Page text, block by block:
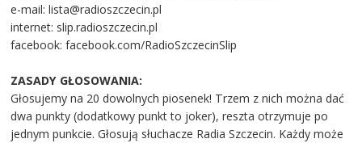
e-mail: lista@radioszczecin.pl
internet: slip.radioszczecin.pl
facebook: facebook.com/RadioSzczecinSlip
ZASADY GŁOSOWANIA:
Głosujemy na 20 dowolnych piosenek! Trzem z nich można dać
dwa punkty (dodatkowy punkt to joker), reszta otrzymuje po
jednym punkcie. Głosują słuchacze Radia Szczecin. Każdy może